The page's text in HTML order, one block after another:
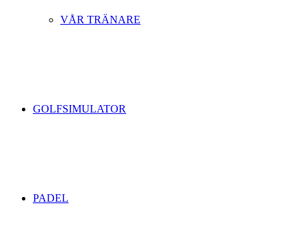
VÅR TRÄNARE
GOLFSIMULATOR
PADEL